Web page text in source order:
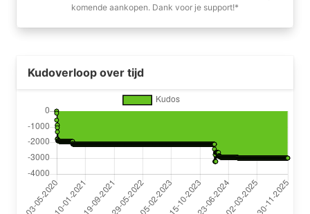
komende aankopen. Dank voor je support!*
Kudoverloop over tijd